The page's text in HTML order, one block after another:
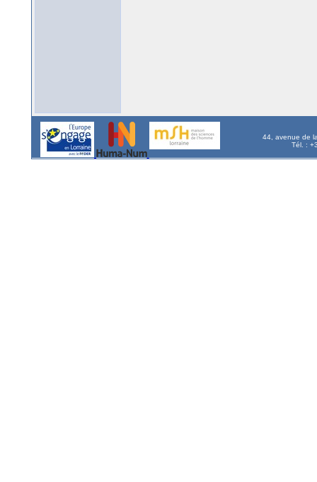
44, avenue de
Tél. :